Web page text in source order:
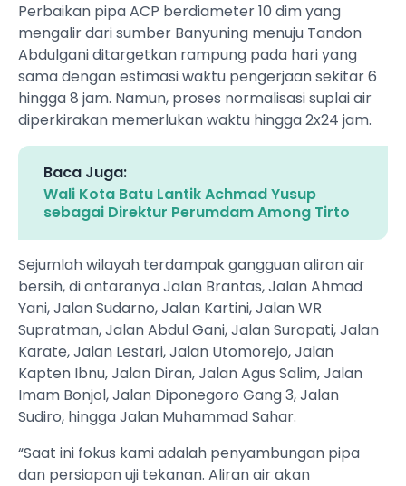
Perbaikan pipa ACP berdiameter 10 dim yang
mengalir dari sumber Banyuning menuju Tandon
Abdulgani ditargetkan rampung pada hari yang
sama dengan estimasi waktu pengerjaan sekitar 6
hingga 8 jam. Namun, proses normalisasi suplai air
diperkirakan memerlukan waktu hingga 2x24 jam.
Baca Juga:
‎Wali Kota Batu Lantik Achmad Yusup
sebagai Direktur Perumdam Among Tirto ‎
Sejumlah wilayah terdampak gangguan aliran air
bersih, di antaranya Jalan Brantas, Jalan Ahmad
Yani, Jalan Sudarno, Jalan Kartini, Jalan WR
Supratman, Jalan Abdul Gani, Jalan Suropati, Jalan
Karate, Jalan Lestari, Jalan Utomorejo, Jalan
Kapten Ibnu, Jalan Diran, Jalan Agus Salim, Jalan
Imam Bonjol, Jalan Diponegoro Gang 3, Jalan
Sudiro, hingga Jalan Muhammad Sahar.
“Saat ini fokus kami adalah penyambungan pipa
dan persiapan uji tekanan. Aliran air akan